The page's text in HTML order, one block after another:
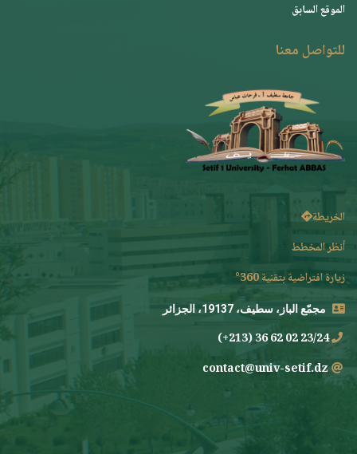
الموقع السابق
للتواصل معنا
الخريطة
أنظر المخطط
زيارة افتراضية بتقنية 360°
مجمّع الباز، سطيف، 19137، الجزائر
23/24 02 62 36 (213+)
contact@univ-setif.dz